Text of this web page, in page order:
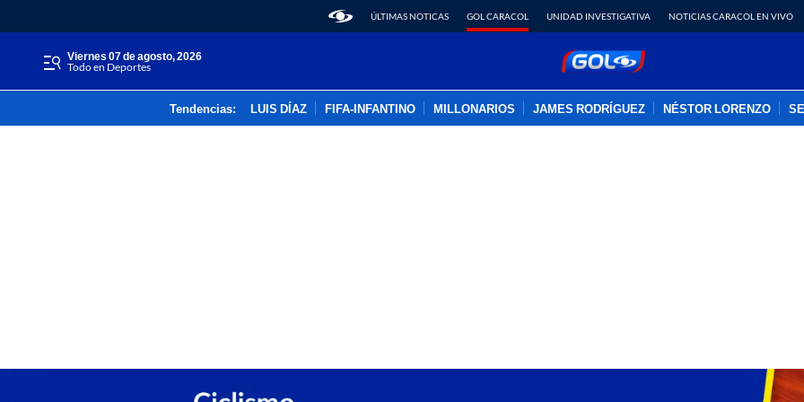
ÚLTIMAS NOTICAS GOL CARACOL UNIDAD INVESTIGATIVA NOTICIAS CARACOL EN VIVO
viernes 07 de agosto, 2026
Todo en Deportes
Tendencias: LUIS DÍAZ FIFA-INFANTINO MILLONARIOS JAMES RODRÍGUEZ NÉSTOR LORENZO